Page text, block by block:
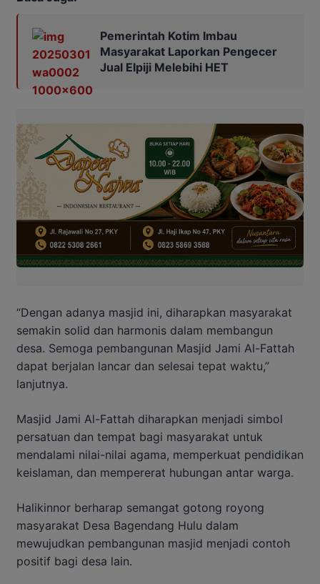
Pemerintah Kotim Imbau
Masyarakat Laporkan Pengecer
Jual Elpiji Melebihi HET
“Dengan adanya masjid ini, diharapkan masyarakat
semakin solid dan harmonis dalam membangun
desa. Semoga pembangunan Masjid Jami Al-Fattah
dapat berjalan lancar dan selesai tepat waktu,”
lanjutnya.
Masjid Jami Al-Fattah diharapkan menjadi simbol
persatuan dan tempat bagi masyarakat untuk
mendalami nilai-nilai agama, memperkuat pendidikan
keislaman, dan mempererat hubungan antar warga.
Halikinnor berharap semangat gotong royong
masyarakat Desa Bagendang Hulu dalam
mewujudkan pembangunan masjid menjadi contoh
positif bagi desa lain.